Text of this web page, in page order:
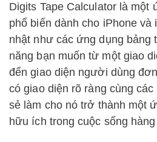
Digits Tape Calculator là một
phổ biến dành cho iPhone
nhật như các ứng dụng bảng
năng bạn muốn từ một giao
đến giao diện người dùng
có giao diện rõ ràng cùng
sẻ làm cho nó trở thành một
hữu ích trong cuộc sống hàng